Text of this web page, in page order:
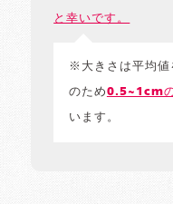
と幸いです。
※大きさは平均値
のため0.5~1cm
います。